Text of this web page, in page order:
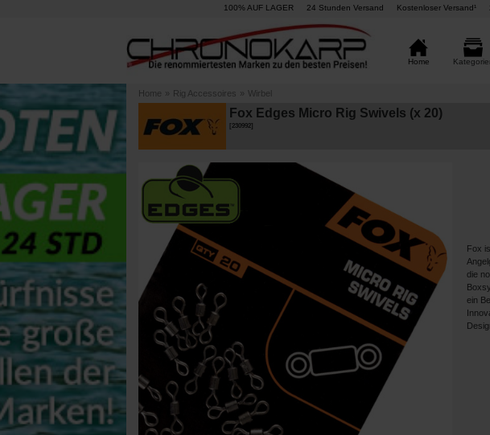
100% AUF LAGER 24 Stunden Versand Kostenloser Versand¹
Home
Home » Rig Accessoires » Wirbel
Fox Edges Micro Rig Swivels (x 20)
230992]
Fox
die
ein